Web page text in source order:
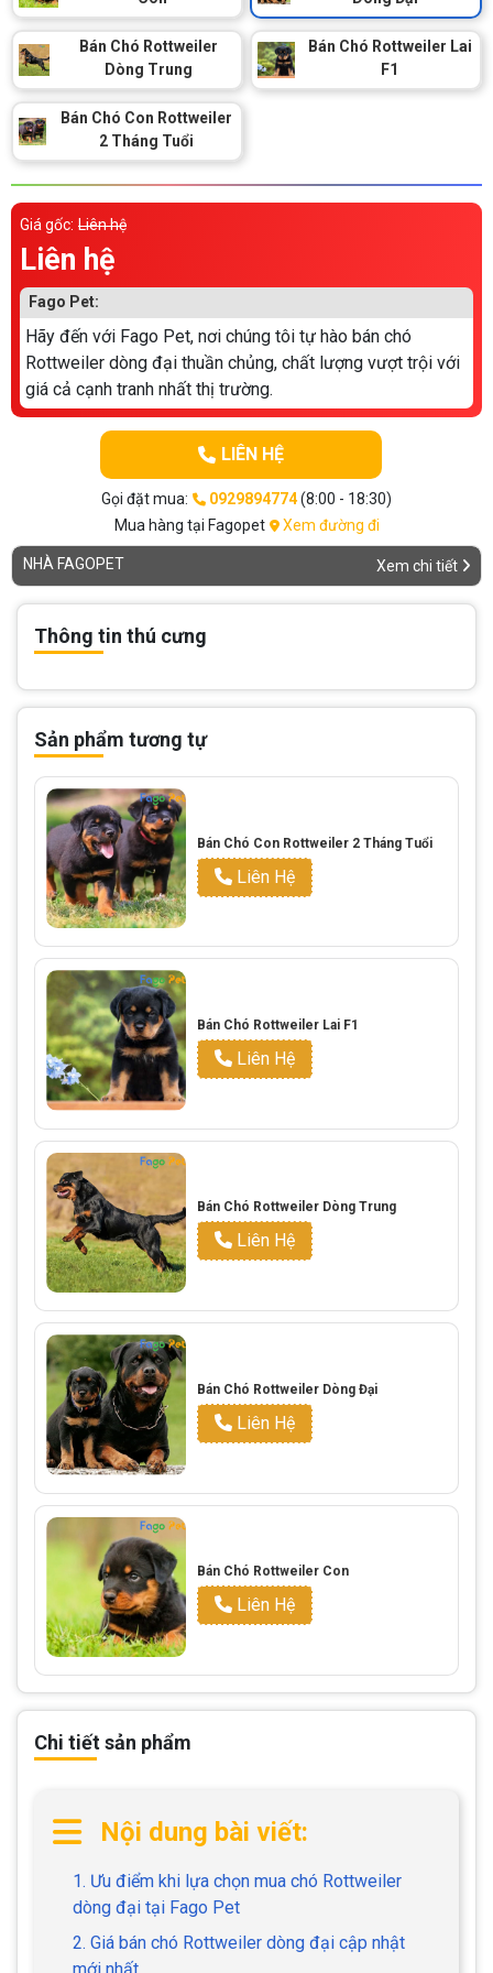
Thông tin về chó
Thông tin về mèo
CHÍNH SÁCH
Chính sách mua hàng Chính sách vận chuyển
Chính sách bảo hành
Chính sách đổi trả
LIÊN HỆ
TỔNG ĐÀI TƯ VẤN
0929894774
Bán Chó Rottweiler
Dòng Trung
Bán Chó Rottweiler Lai
F1
Bán Chó Con Rottweiler
2 Tháng Tuổi
Giá gốc: Liên hệ
Liên hệ
Fago Pet:
Hãy đến với Fago Pet, nơi chúng tôi tự hào bán chó
Rottweiler dòng đại thuần chủng, chất lượng vượt trội với
giá cả cạnh tranh nhất thị trường.
LIÊN HỆ
Gọi đặt mua: 0929894774(8:00 - 18:30)
Mua hàng tại Fagopet
Xem đường đi
NHÀ FAGOPET Xem chi tiết
Chi tiết sản phẩm
Nội dung bài viết:
1. Ưu điểm khi lựa chọn mua chó Rottweiler
dòng đại tại Fago Pet
2. Giá bán chó Rottweiler dòng đại cập nhật
Thông tin thú cưng
Sản phẩm tương tự
Bán Chó Con Rottweiler 2 Tháng Tuổi
Liên Hệ
Bán Chó Rottweiler Lai F1
Liên Hệ
Bán Chó Rottweiler Dòng Trung
Liên Hệ
Bán Chó Rottweiler Dòng Đại
Liên Hệ
Bán Chó Rottweiler Con
Liên Hệ